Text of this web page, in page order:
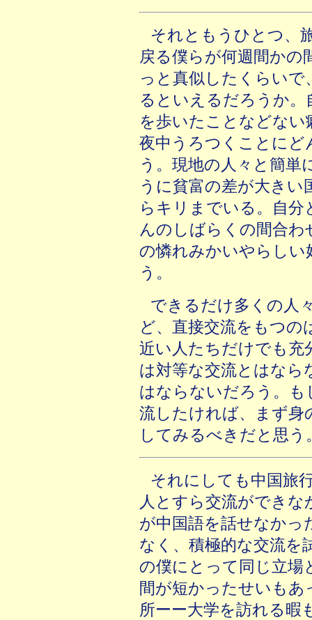
それともうひとつ、
戻る僕らが何週間かの
っと真似したくらい
るといえるだろうか。
を歩いたことなどない
夜中うろつくことに
う。現地の人々と簡単
うに貧富の差が大き
らキリまでいる。自
んのしばらくの間合
の憐れみかいやらし
う。
できるだけ多くの人
ど、直接交流をもつの
近い人たちだけでも充
は対等な交流とはなら
はならないだろう。も
流したければ、まず身
してみるべきだと思う
それにしても中国旅
人とすら交流ができ
が中国語を話せなか
なく、積極的な交流を
の僕にとって同じ立場
間が短かったせいも
所ーー大学を訪れる暇